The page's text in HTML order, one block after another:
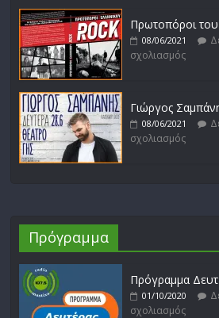
Πρωτοπόροι
08/06/2021
σχολιασμός
Γιώργος
08/06/2021
σχολιασμός
Πρόγραμμα
Πρόγραμμα
01/10/2020
σχολιασμός